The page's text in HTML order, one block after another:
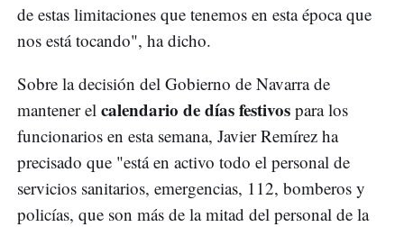
de estas limitaciones que tenemos en esta época que
nos está tocando", ha dicho.
Sobre la decisión del Gobierno de Navarra de
mantener el calendario de días festivos para los
funcionarios en esta semana, Javier Remírez ha
precisado que "está en activo todo el personal de
servicios sanitarios, emergencias, 112, bomberos y
policías, que son más de la mitad del personal de la